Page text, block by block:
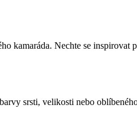
kamaráda. Nechte se
srsti, velikosti nebo